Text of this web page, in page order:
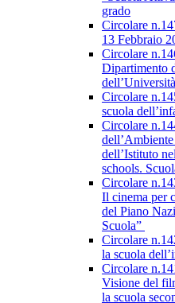
grado
Circolare
13 Febbraio
Circolare
Circolare
scuola
Circolare
dell’Istituto
schools.
Circolare
Il cinema per
del Piano
Scuola”
Circolare
la scuola
Circolare
Visione del
la scuola